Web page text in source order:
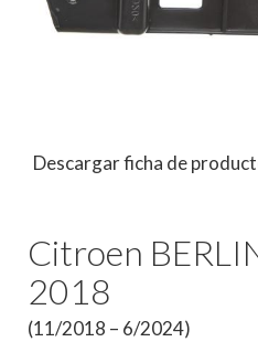
Descargar ficha de
Citroen
2018
(11/2018 – 6/2024)